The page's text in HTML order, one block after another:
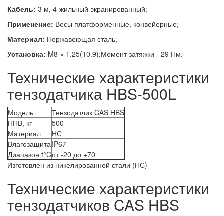
Кабель: 3 м, 4-жильный экранированный;
Применение: Весы платформенные, конвейерные;
Материал: Нержавеющая сталь;
Установка: M8 × 1.25(10.9);Момент затяжки - 29 Нм.
Технические характеристики
тензодатчика HBS-500L
Модель
Тензодатчик CAS HBS
НПВ, кг
500
Материал
НС
ВлагозащитаIP67
Диапазон t°Cот -20 до +70
Изготовлен из никелированной стали (НС)
Технические характеристики
тензодатчиков CAS HBS